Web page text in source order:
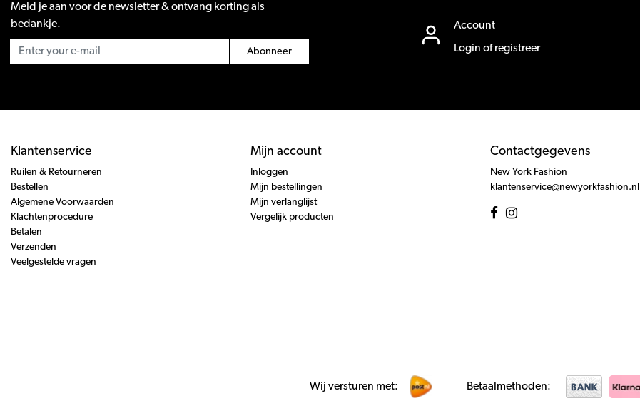
Meld je aan voor de newsletter & ontvang korting als
bedankje.
Abonneer
Account
Login of registreer
Klantenservice
Ruilen & Retourneren
Bestellen
Algemene Voorwaarden
Klachtenprocedure
Betalen
Verzenden
Veelgestelde vragen
Mijn account
Inloggen
Mijn bestellingen
Mijn verlanglijst
Vergelijk producten
Contactgegevens
New York Fashion
klantenservice@newyorkfashion.nl
Wij versturen met: Betaalmethoden: